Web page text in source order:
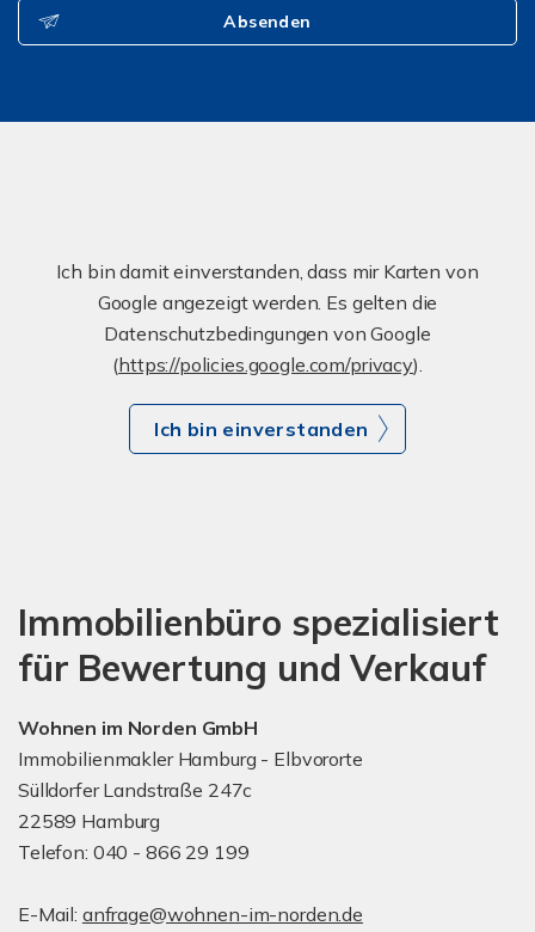
Absenden
Ich bin damit einverstanden, dass mir Karten von
Google angezeigt werden. Es gelten die
Datenschutzbedingungen von Google
(https://policies.google.com/privacy).
Ich bin einverstanden
Immobilienbüro spezialisiert
für Bewertung und Verkauf
Wohnen im Norden GmbH
Immobilienmakler Hamburg - Elbvororte
Sülldorfer Landstraße 247c
22589 Hamburg
Telefon: 040 - 866 29 199
E-Mail: anfrage@wohnen-im-norden.de